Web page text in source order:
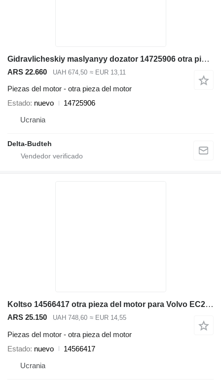
Gidravlicheskiy maslyanyy dozator 14725906 otra pieza del motor para Volvo EC210B excavadora
ARS 22.660 UAH 674,50 ≈ EUR 13,11
Piezas del motor - otra pieza del motor
Estado nuevo
14725906
Ucrania
Delta-Budteh
Koltso 14566417 otra pieza del motor para Volvo EC290B LC excavadora
ARS 25.150 UAH 748,60 ≈ EUR 14,55
Piezas del motor - otra pieza del motor
Estado nuevo
14566417
Ucrania